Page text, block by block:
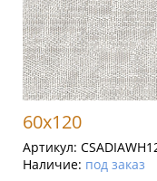
60x120
Артикул:
Наличие: под заказ